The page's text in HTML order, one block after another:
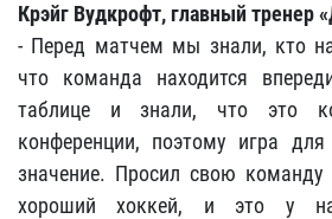
Крэйг Вудкрофт, главный тренер
- Перед матчем мы знали, кто
что команда находится
таблице и знали, что это
конференции, поэтому игра
значение. Просил свою
хороший хоккей, и это у